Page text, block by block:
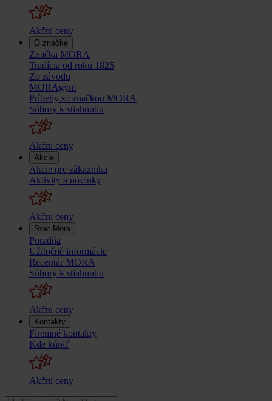
Akční ceny
O značke
Značka MORA
Tradícia od roku 1825
Zo závodu
MORAgym
Príbehy so značkou MORA
Súbory k stiahnutiu
Akční ceny
Akcie
Akcie pre zákazníka
Aktivity a novinky
Akční ceny
Svet Mora
Poradňa
Užitočné informácie
Receptár MORA
Súbory k stiahnutiu
Akční ceny
Kontakty
Firemné kontakty
Kde kúpiť
Akční ceny